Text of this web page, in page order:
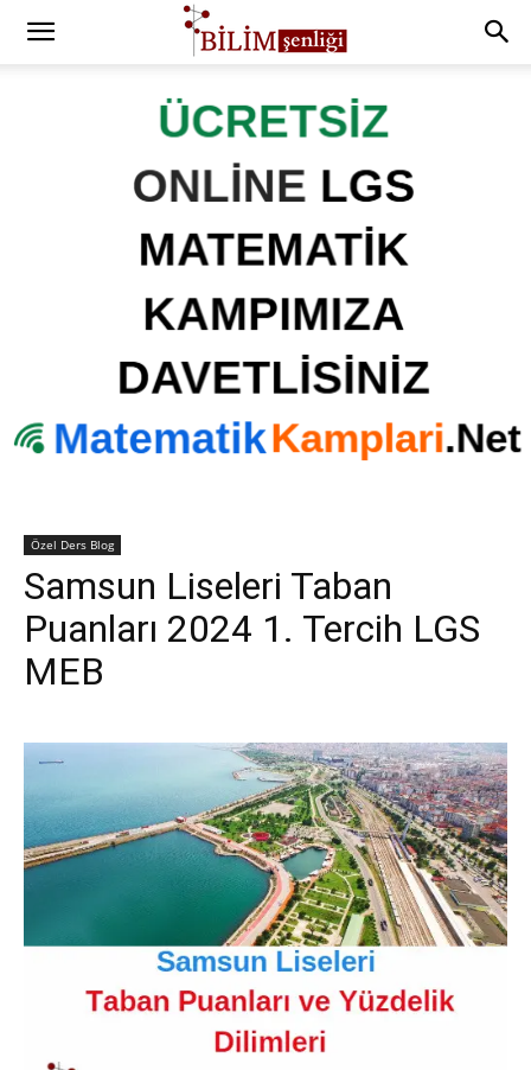
Özel Ders Blog
Samsun Liseleri Taban
Puanları 2024 1. Tercih LGS
MEB